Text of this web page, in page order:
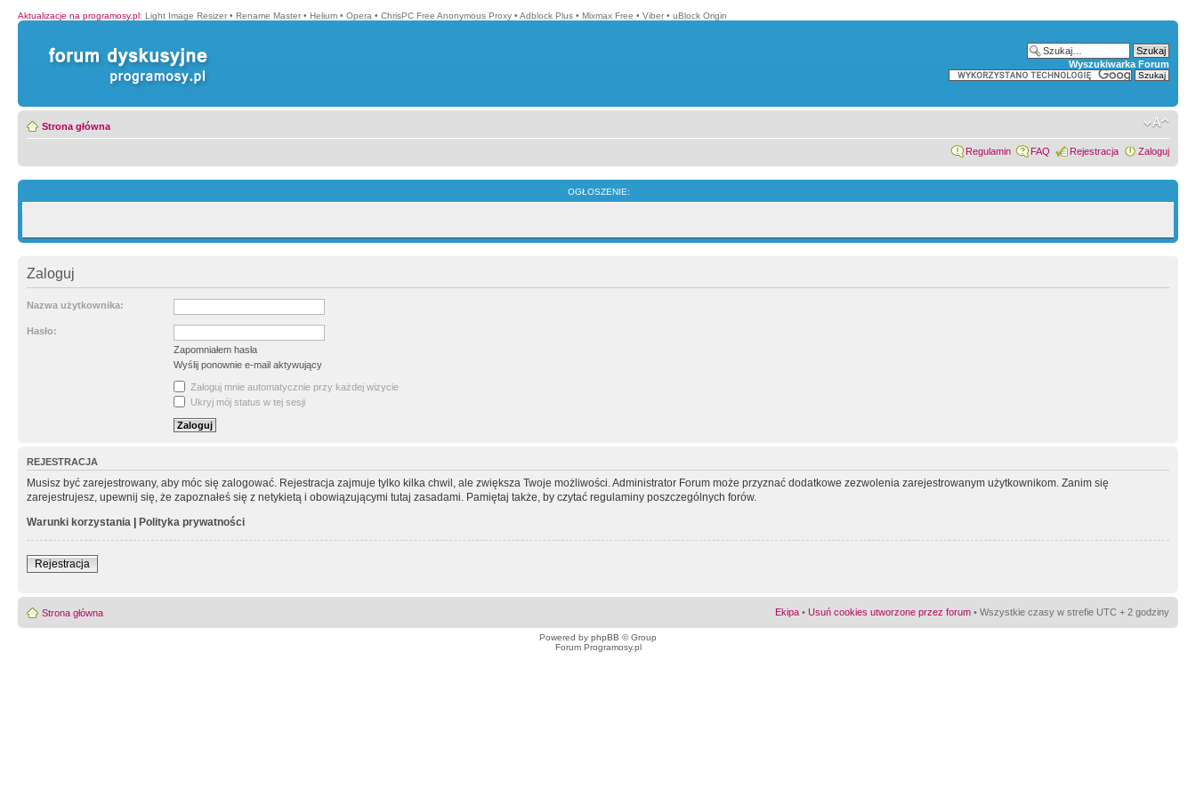
Aktualizacje na programosy.pl: Light Image Resizer • Rename Master • Helium • Opera • ChrisPC Free Anonymous Proxy • Adblock Plus • Mixmax Free • Viber • uBlock Origin
Wyszukiwarka Forum
Strona główna
Regulamin FAQ Rejestracja Zaloguj
OGŁOSZENIE:
Zaloguj
Nazwa użytkownika:
Hasło:
Zapomniałem hasła
Wyślij ponownie e-mail aktywujący
Zaloguj mnie automatycznie przy każdej wizycie
Ukryj mój status w tej sesji
REJESTRACJA
Musisz być zarejestrowany, aby móc się zalogować. Rejestracja zajmuje tylko kilka chwil, ale zwiększa Twoje możliwości. Administrator Forum może przyznać dodatkowe zezwolenia zarejestrowanym użytkownikom. Zanim się
zarejestrujesz, upewnij się, że zapoznałeś się z netykietą i obowiązującymi tutaj zasadami. Pamiętaj także, by czytać regulaminy poszczególnych forów.
Warunki korzystania | Polityka prywatności
Rejestracja
Strona główna Ekipa • Usuń cookies utworzone przez forum • Wszystkie czasy w strefie UTC + 2 godziny
Powered by phpBB © Group
Forum Programosy.pl